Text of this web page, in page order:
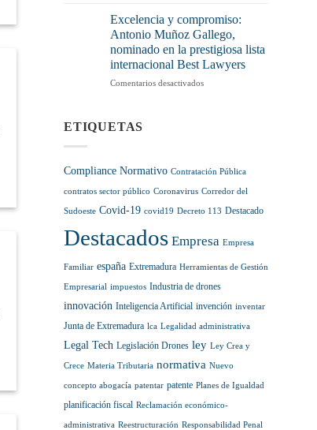
control
el
sector
sumarlas
tu
pensión
hasta
la
regulación
normativa
de
Excelencia y compromiso:
Antonio Muñoz Gallego,
nominado en la prestigiosa lista
internacional Best Lawyers
Comentarios desactivadosen
nominado
en
prestigiosa
internacional
Lawyers
ETIQUETAS
Compliance Normativo Contratación Pública
contratos sector público Coronavirus Corredor del
Sudoeste Covid-19 covid19 Decreto 113 Destacado
Destacados Empresa Empresa
Familiar españa Extremadura Herramientas de Gestión
Empresarial impuestos Industria de drones
innovación Inteligencia Artificial invención inventar
Junta de Extremadura lca Legalidad administrativa
Legal Tech Legislación Drones ley Ley Crea y
Crece Materia Tributaria normativa Nuevo
concepto abogacía patentar patente Planes de Igualdad
planificación fiscal Reclamación económico-
administrativa Reestructuración Responsabilidad Penal